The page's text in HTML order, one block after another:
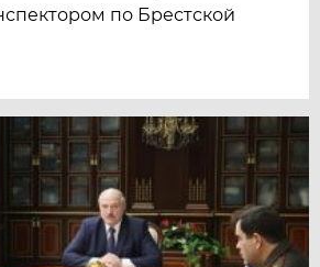
по Брестской